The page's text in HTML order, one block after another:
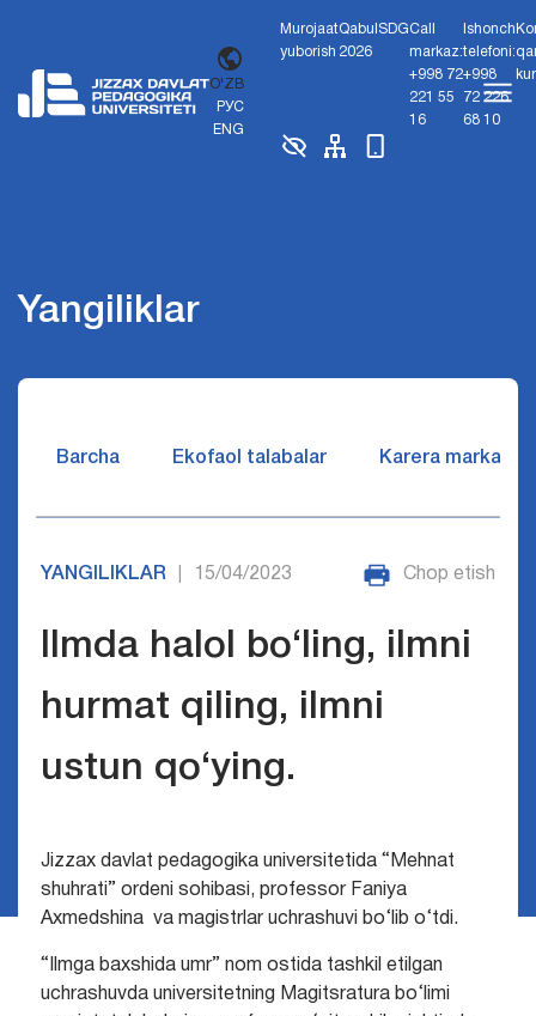
O'ZB
РУС
ENG
Murojaat
yuborish
Qabul
2026
SDGCall
markaz:
+998 72
221 55
16
Ishonch
telefoni:
+998
72 226
68 10
Yangiliklar
Barcha Ekofaol talabalar Karera markazi
YANGILIKLAR 15/04/2023 Chop etish
Ilmda halol bo‘ling, ilmni
hurmat qiling, ilmni
ustun qo‘ying.
Jizzax davlat pedagogika universitetida “Mehnat
shuhrati” ordeni sohibasi, professor Faniya
Axmedshina va magistrlar uchrashuvi bo‘lib o‘tdi.
“Ilmga baxshida umr” nom ostida tashkil etilgan
uchrashuvda universitetning Magitsratura bo‘limi